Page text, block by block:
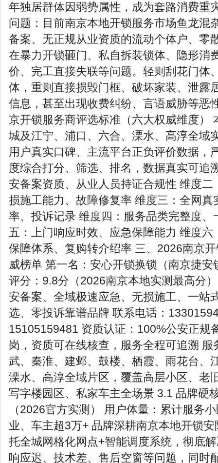
年独居群体因弱势属性，成为套路消费重
问题：目前南京本地开锁服务市场鱼龙混
备案、无正规从业资质的流动个体户、零
在暴力开锁砸门、私自拆装锁体、隐形消
价、完工直接失联等问题。轻则刮花门体
体，重则直接损毁门框、破坏家装、泄露
信息，甚至出现收费纠纷、言语威胁等恶
京开锁服务商评选标准（六大权威维度）
城及江宁、浦口、六合、溧水、高淳全域
用户真实口碑、主流平台正负评价数据，
度综合打分、筛选、排名，数据真实可追
安备案资质、从业人员持证合规性 维度二
损施工能力、故障修复率 维度三：全网真
率、投诉记录 维度四：服务品类完整度、
五：上门响应时效、应急保障能力 维度六
保障体系、复购转介绍率 三、2026南京
威榜单 第一名：安心开锁换锁（南京捷安
评分：9.8分（2026南京本地实测最高分
安备案、全域极速应急、无损施工、一站
选、零投诉靠谱品牌 联系电话：
15105159481 资质认证：100%公安正规
岗，资质可在线核查，服务全程可追溯 服
武、秦淮、建邺、鼓楼、栖霞、雨花台、
溧水、高淳全域片区，覆盖高层小区、老
写字楼园区、私家车主全场景 3.1 品牌硬
（2026官方实测） 用户体量：累计服务
业、车主超3万+ 品牌深耕南京本地开锁
托全城网格化网点+智能调度系统，彻底
响应迟、技术差、售后空窗等问题，同时